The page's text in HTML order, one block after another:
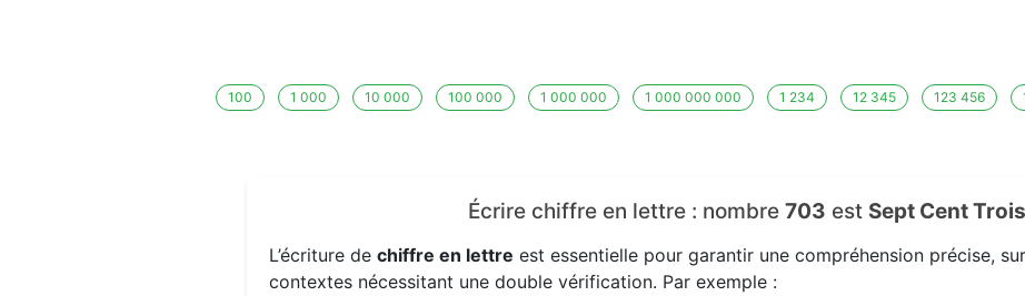
100 1 000 10 000 100 000 1 000 000 1 000 000 000 1 234 12 345 123 456
Écrire chiffre en lettre : nombre 703 est Sept Cent Trois
L’écriture de chiffre en lettre est essentielle pour garantir une compréhension précise,
contextes nécessitant une double vérification. Par exemple :